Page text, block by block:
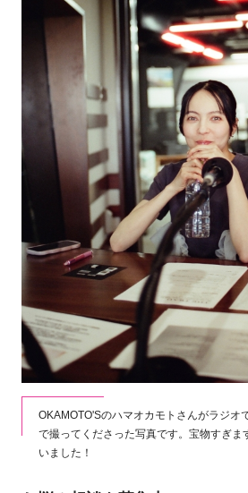
OKAMOTO'Sのハマオカモトさんがラジオ
で撮ってくださった写真です。宝物すぎま
いました！